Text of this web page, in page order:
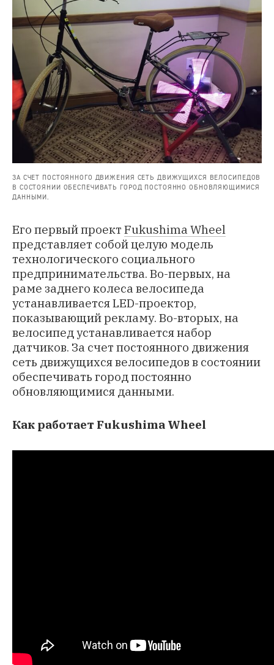
ЗА СЧЕТ ПОСТОЯННОГО ДВИЖЕНИЯ СЕТЬ ДВИЖУЩИХСЯ ВЕЛОСИПЕДОВ
В СОСТОЯНИИ ОБЕСПЕЧИВАТЬ ГОРОД ПОСТОЯННО ОБНОВЛЯЮЩИМИСЯ
ДАННЫМИ.
Его первый проект Fukushima Wheel
представляет собой целую модель
технологического социального
предпринимательства. Во-первых, на
раме заднего колеса велосипеда
устанавливается LED-проектор,
показывающий рекламу. Во-вторых, на
велосипед устанавливается набор
датчиков. За счет постоянного движения
сеть движущихся велосипедов в состоянии
обеспечивать город постоянно
обновляющимися данными.
Как работает Fukushima Wheel